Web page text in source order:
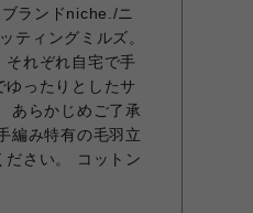
ランドniche./ニ
ティングミルズ。
れぞれ自宅で手
ったりとしたサ
あらかじめご了承
編み特有の毛羽立
ださい。 コットン